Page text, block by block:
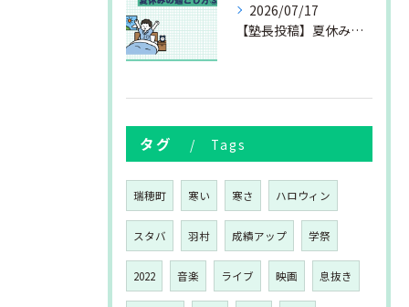
2026/07/17
【塾長投稿】夏休みの過ごし方③
タグ Tags
瑞穂町 寒い 寒さ ハロウィン
スタバ 羽村 成績アップ 学祭
2022 音楽 ライブ 映画 息抜き